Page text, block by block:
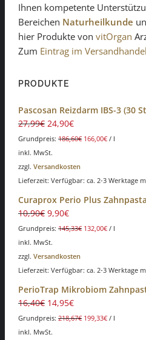
Ihnen kompetente
Bereichen Naturheilkunde
hier Produkte von vitOrgan
Zum Eintrag im
PRODUKTE
Pascosan Reizdarm IBS-3 (30
27,99€ 24,90€
Grundpreis: 186,60€ 166,00€ / l
inkl. MwSt.
zzgl. Versandkosten
Lieferzeit: Verfügbar: ca. 2-3 Werktage
Curaprox Perio Plus
10,90€ 9,90€
Grundpreis: 145,33€ 132,00€ / l
inkl. MwSt.
zzgl. Versandkosten
Lieferzeit: Verfügbar: ca. 2-3 Werktage
PerioTrap Mikrobiom
16,40€ 14,95€
Grundpreis: 218,67€ 199,33€ / l
inkl. MwSt.